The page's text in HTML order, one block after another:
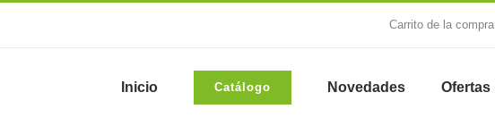
Carrito de la compra
Inicio Catálogo Novedades Ofertas